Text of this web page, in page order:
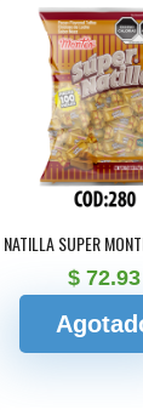
NATILLA SUPER
$ 72.93